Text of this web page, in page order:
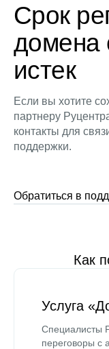
Срок
домена
истек
Если вы хотите
партнеру
контакты для
поддержки.
Обратиться в
Как
Услуга
Специалисты
переговоры с